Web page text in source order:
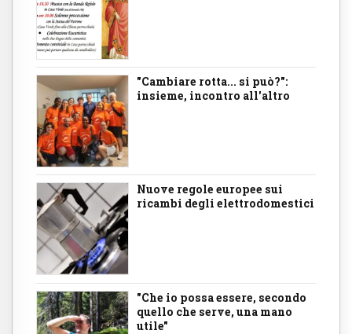
"Cambiare rotta... si può?":
insieme, incontro all'altro
Nuove regole europee sui
ricambi degli elettrodomestici
"Che io possa essere, secondo
quello che serve, una mano
utile"